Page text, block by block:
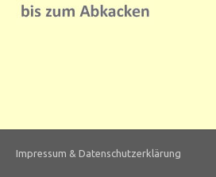
Impressum & Datenschutzerklärung